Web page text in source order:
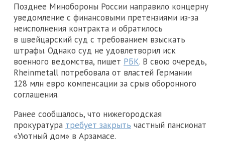
Позднее Минобороны России направило концерну
уведомление с финансовыми претензиями из-за
неисполнения контракта и обратилось
в швейцарский суд с требованием взыскать
штрафы. Однако суд не удовлетворил иск
военного ведомства, пишет РБК. В свою очередь,
Rheinmetall потребовала от властей Германии
128 млн евро компенсации за срыв оборонного
соглашения.
Ранее сообщалось, что нижегородская
прокуратура требует закрыть частный пансионат
«Уютный дом» в Арзамасе.